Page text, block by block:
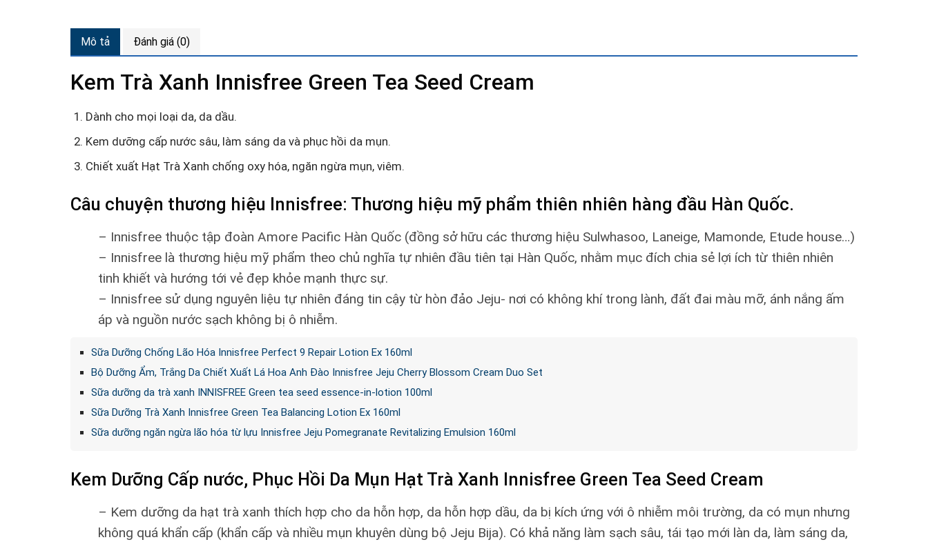
Mô tả Đánh giá (0)
Kem Trà Xanh Innisfree Green Tea Seed Cream
Dành cho mọi loại da, da dầu.
Kem dưỡng cấp nước sâu, làm sáng da và phục hồi da mụn.
Chiết xuất Hạt Trà Xanh chống oxy hóa, ngăn ngừa mụn, viêm.
Câu chuyện thương hiệu Innisfree: Thương hiệu mỹ phẩm thiên nhiên hàng đầu Hàn Quốc.
– Innisfree thuộc tập đoàn Amore Pacific Hàn Quốc (đồng sở hữu các thương hiệu Sulwhasoo, Laneige, Mamonde, Etude house…)
– Innisfree là thương hiệu mỹ phẩm theo chủ nghĩa tự nhiên đầu tiên tại Hàn Quốc, nhằm mục đích chia sẻ lợi ích từ thiên nhiên
tinh khiết và hướng tới vẻ đẹp khỏe mạnh thực sự.
– Innisfree sử dụng nguyên liệu tự nhiên đáng tin cậy từ hòn đảo Jeju- nơi có không khí trong lành, đất đai màu mỡ, ánh nắng ấm
áp và nguồn nước sạch không bị ô nhiễm.
Sữa Dưỡng Chống Lão Hóa Innisfree Perfect 9 Repair Lotion Ex 160ml
Bộ Dưỡng Ẩm, Trắng Da Chiết Xuất Lá Hoa Anh Đào Innisfree Jeju Cherry Blossom Cream Duo Set
Sữa dưỡng da trà xanh INNISFREE Green tea seed essence-in-lotion 100ml
Sữa Dưỡng Trà Xanh Innisfree Green Tea Balancing Lotion Ex 160ml
Sữa dưỡng ngăn ngừa lão hóa từ lựu Innisfree Jeju Pomegranate Revitalizing Emulsion 160ml
Kem Dưỡng Cấp nước, Phục Hồi Da Mụn Hạt Trà Xanh Innisfree Green Tea Seed Cream
– Kem dưỡng da hạt trà xanh thích hợp cho da hỗn hợp, da hỗn hợp dầu, da bị kích ứng với ô nhiễm môi trường, da có mụn nhưng
không quá khẩn cấp (khẩn cấp và nhiều mụn khuyên dùng bộ Jeju Bija). Có khả năng làm sạch sâu, tái tạo mới làn da, làm sáng da,